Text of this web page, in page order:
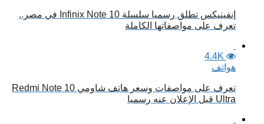
إنفينيكس تطلق رسميا سلسلة Infinix Note 10 في مصر..
تعرف على مواصفاتها الكاملة
4.4K
هواتف
تعرف على مواصفات وسعر هاتف شاومي Redmi Note 10
Ultra قبل الإعلان عنه رسميا